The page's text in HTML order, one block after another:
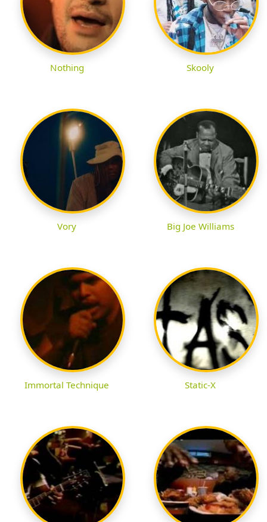
Nothing Skooly
Vory Big Joe Williams
Immortal Technique Static-X